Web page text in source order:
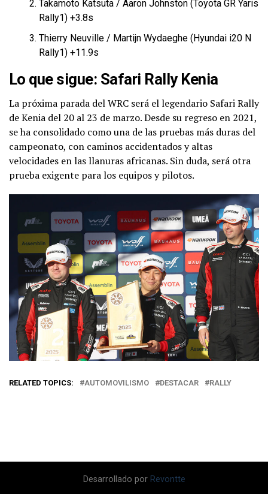
Takamoto Katsuta / Aaron Johnston (Toyota GR Yaris
Rally1) +3.8s
Thierry Neuville / Martijn Wydaeghe (Hyundai i20 N
Rally1) +11.9s
Lo que sigue: Safari Rally Kenia
La próxima parada del WRC será el legendario Safari Rally
de Kenia del 20 al 23 de marzo. Desde su regreso en 2021,
se ha consolidado como una de las pruebas más duras del
campeonato, con caminos accidentados y altas
velocidades en las llanuras africanas. Sin duda, será otra
prueba exigente para los equipos y pilotos.
RELATED TOPICS: AUTOMOVILISMO DESTACAR RALLY
Desarrollado por Revontte